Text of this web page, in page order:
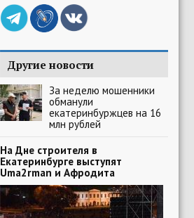
Другие новости
За неделю мошенники
обманули
екатеринбуржцев на 16
млн рублей
На Дне строителя в
Екатеринбурге выступят
Uma2rman и Афродита